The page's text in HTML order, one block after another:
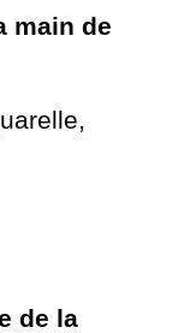
main de
de la